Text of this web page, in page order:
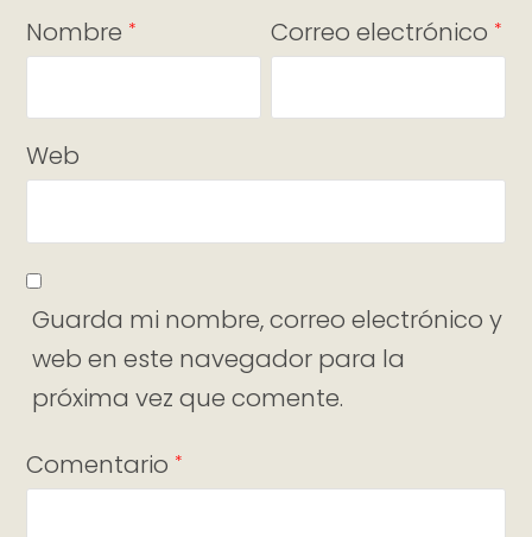
Nombre * Correo electrónico *
Web
Guarda mi nombre, correo electrónico y
web en este navegador para la
próxima vez que comente.
Comentario *